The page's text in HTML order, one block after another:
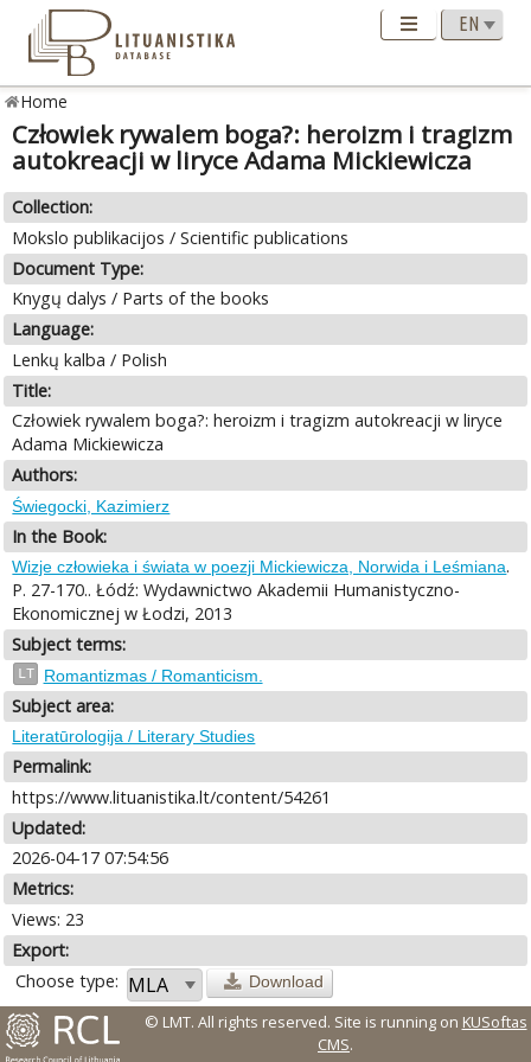
Home
Człowiek rywalem boga?: heroizm i tragizm
autokreacji w liryce Adama Mickiewicza
Collection:
Mokslo publikacijos / Scientific publications
Document Type:
Knygų dalys / Parts of the books
Language:
Lenkų kalba / Polish
Title:
Człowiek rywalem boga?: heroizm i tragizm autokreacji w liryce
Adama Mickiewicza
Authors:
Świegocki, Kazimierz
In the Book:
Wizje człowieka i świata w poezji Mickiewicza, Norwida i Leśmiana.
P. 27-170.. Łódź: Wydawnictwo Akademii Humanistyczno-
Ekonomicznej w Łodzi, 2013
Subject terms:
LT Romantizmas / Romanticism.
Subject area:
Literatūrologija / Literary Studies
Permalink:
https://www.lituanistika.lt/content/54261
Updated:
2026-04-17 07:54:56
Metrics:
Views: 23
Export:
Choose type:
Download
© LMT. All rights reserved. Site is running on KUSoftas
CMS.